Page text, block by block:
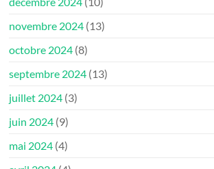
novembre 2024 (13)
octobre 2024 (8)
septembre 2024 (13)
juillet 2024 (3)
juin 2024 (9)
mai 2024 (4)